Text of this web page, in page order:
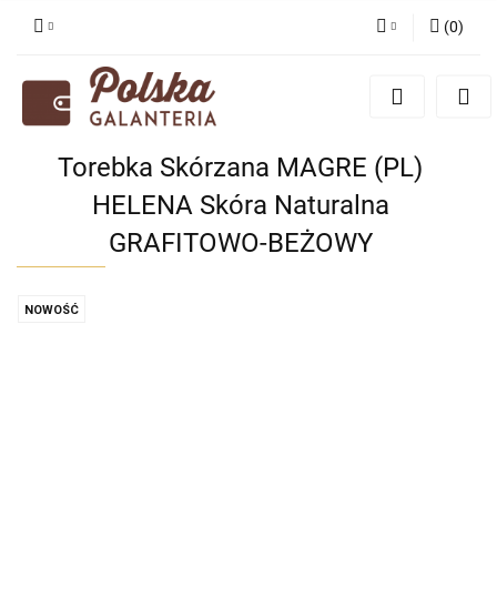
Zaloguj się
Zgody cookies
(0)
Torebka Skórzana MAGRE (PL)
HELENA Skóra Naturalna
GRAFITOWO-BEŻOWY
NOWOŚĆ